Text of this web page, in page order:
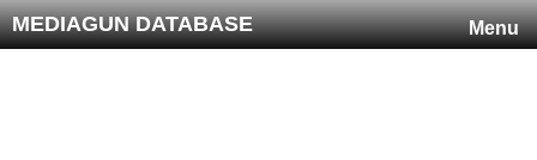
Menu
MEDIAGUN DATABASE